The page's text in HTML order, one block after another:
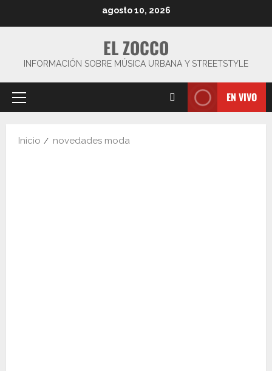
agosto 10, 2026
EL ZOCCO
INFORMACIÓN SOBRE MÚSICA URBANA Y STREETSTYLE
Menú
EN VIVO
Inicio novedades moda